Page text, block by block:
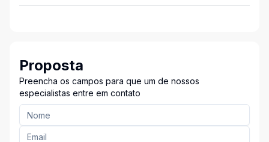
Proposta
Preencha os campos para que um de nossos
especialistas entre em contato